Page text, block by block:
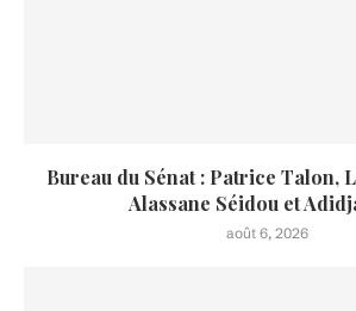
Bureau du Sénat : Patrice Talon,
Alassane Séidou et
août 6, 2026